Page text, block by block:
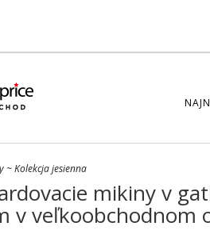
~Kolekcja jesienna
mikiny v
v veľkoobchodnom